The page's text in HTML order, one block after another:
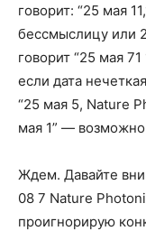
говорит: “25 мая
бессмыслицу или
говорит “25 мая
если дата
“25 мая 5, Nature
мая 1” — возможно
Ждем. Давайте
08 7 Nature
проигнорирую